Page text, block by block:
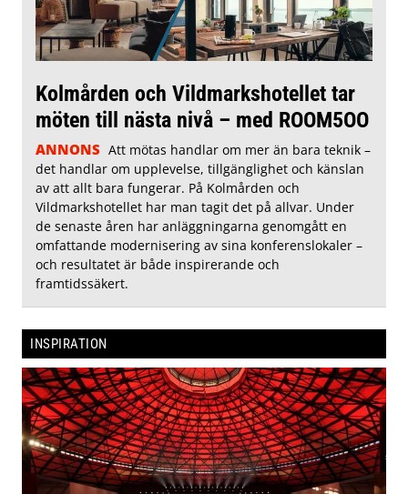
Kolmården och Vildmarkshotellet tar
möten till nästa nivå – med ROOM5OO
ANNONS Att mötas handlar om mer än bara teknik –
det handlar om upplevelse, tillgänglighet och känslan
av att allt bara fungerar. På Kolmården och
Vildmarkshotellet har man tagit det på allvar. Under
de senaste åren har anläggningarna genomgått en
omfattande modernisering av sina konferenslokaler –
och resultatet är både inspirerande och
framtidssäkert.
INSPIRATION